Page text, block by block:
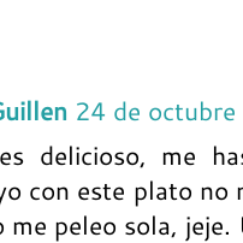
24 de
delicioso, me
con este plato no
me peleo sola,